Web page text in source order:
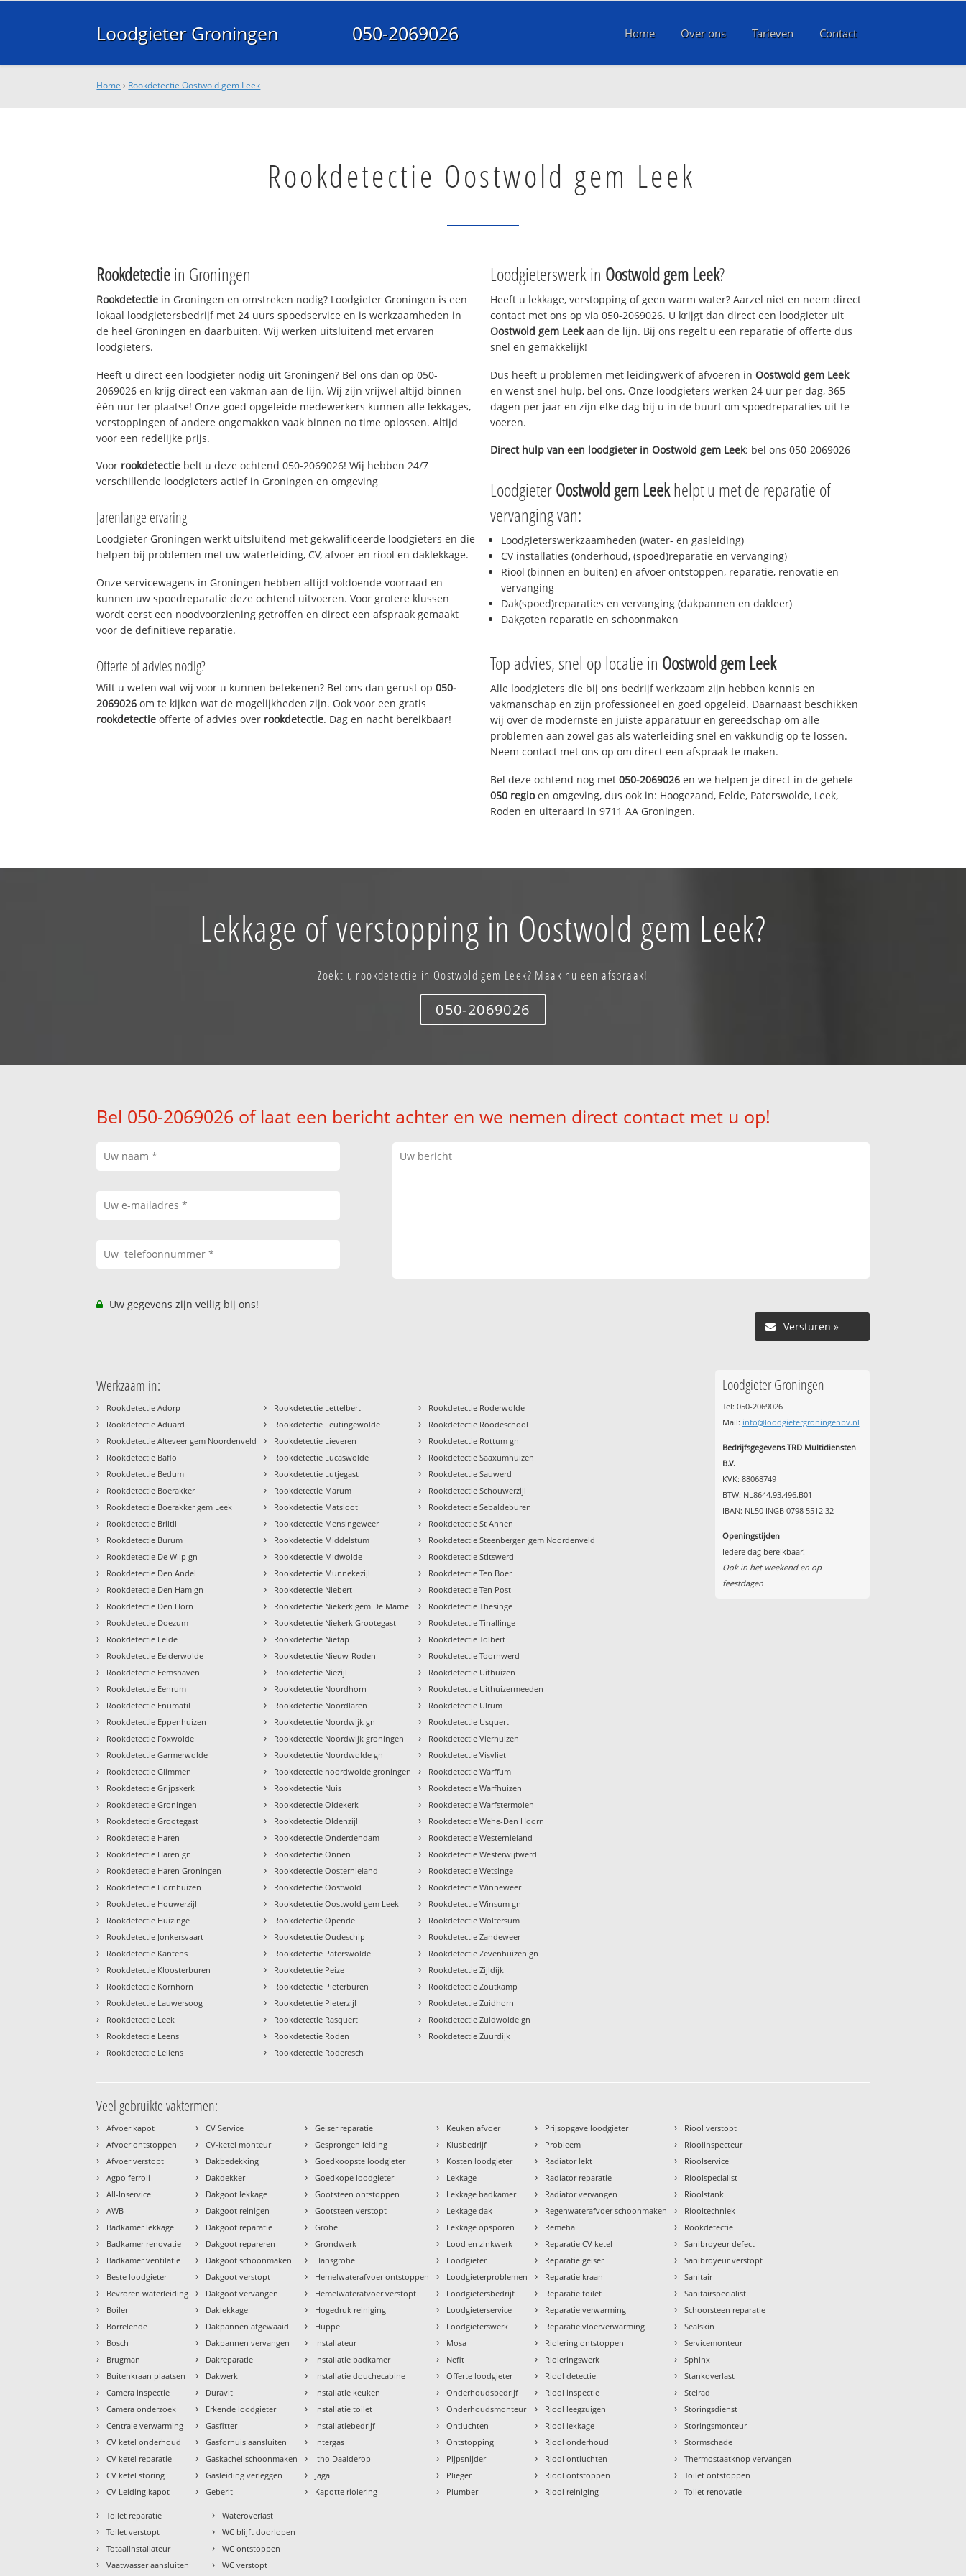
Loodgieter Groningen 050-2069026 Home Over ons Tarieven Contact
Home › Rookdetectie Oostwold gem Leek
Rookdetectie Oostwold gem Leek
Rookdetectiein Groningen
Rookdetectie in Groningen en omstreken nodig? Loodgieter Groningen is een
lokaal loodgietersbedrijf met 24 uurs spoedservice en is werkzaamheden in
de heel Groningen en daarbuiten. Wij werken uitsluitend met ervaren
loodgieters.
Heeft u direct een loodgieter nodig uit Groningen? Bel ons dan op 050-
2069026 en krijg direct een vakman aan de lijn. Wij zijn vrijwel altijd binnen
één uur ter plaatse! Onze goed opgeleide medewerkers kunnen alle lekkages,
verstoppingen of andere ongemakken vaak binnen no time oplossen. Altijd
voor een redelijke prijs.
Voor rookdetectie belt u deze ochtend 050-2069026! Wij hebben 24/7
verschillende loodgieters actief in Groningen en omgeving
Jarenlange ervaring
Loodgieter Groningen werkt uitsluitend met gekwalificeerde loodgieters en die
helpen bij problemen met uw waterleiding, CV, afvoer en riool en daklekkage.
Onze servicewagens in Groningen hebben altijd voldoende voorraad en
kunnen uw spoedreparatie deze ochtend uitvoeren. Voor grotere klussen
wordt eerst een noodvoorziening getroffen en direct een afspraak gemaakt
voor de definitieve reparatie.
Offerte of advies nodig?
Wilt u weten wat wij voor u kunnen betekenen? Bel ons dan gerust op050-
2069026 om te kijken wat de mogelijkheden zijn. Ook voor een gratis
rookdetectie offerte of advies over rookdetectie. Dag en nacht bereikbaar!
Loodgieterswerk in Oostwold gem Leek?
Heeft u lekkage, verstopping of geen warm water? Aarzel niet en neem direct
contact met ons op via 050-2069026. U krijgt dan direct een loodgieter uit
Oostwold gem Leekaan de lijn. Bij ons regelt u een reparatie of offerte dus
snel en gemakkelijk!
Dus heeft u problemen met leidingwerk of afvoeren in Oostwold gem Leek
en wenst snel hulp, bel ons. Onze loodgieters werken 24 uur per dag, 365
dagen per jaar en zijn elke dag bij u in de buurt om spoedreparaties uit te
voeren.
Direct hulp van een loodgieter in Oostwold gem Leek: bel ons 050-2069026
LoodgieterOostwold gem Leekhelpt u met de reparatie of
vervanging van:
Loodgieterswerkzaamheden (water- en gasleiding)
CV installaties (onderhoud, (spoed)reparatie en vervanging)
Riool (binnen en buiten) en afvoer ontstoppen, reparatie, renovatie en
vervanging
Dak(spoed)reparaties en vervanging (dakpannen en dakleer)
Dakgoten reparatie en schoonmaken
Top advies, snel op locatie in Oostwold gem Leek
Alle loodgieters die bij ons bedrijf werkzaam zijn hebben kennis en
vakmanschap en zijn professioneel en goed opgeleid. Daarnaast beschikken
wij over de modernste en juiste apparatuur en gereedschap om alle
problemen aan zowel gas als waterleiding snel en vakkundig op te lossen.
Neem contact met ons op om direct een afspraak te maken.
Bel deze ochtend nog met 050-2069026 en we helpen je direct in de gehele
050 regioen omgeving, dus ook in: Hoogezand, Eelde, Paterswolde, Leek,
Roden en uiteraard in 9711 AA Groningen.
Lekkage of verstopping in Oostwold gem Leek?
Zoekt u rookdetectie in Oostwold gem Leek? Maak nu een afspraak!
050-2069026
Bel 050-2069026 of laat een bericht achter en we nemen direct contact met u op!
Uw gegevens zijn veilig bij ons!
Versturen »
Werkzaam in:
› Rookdetectie Adorp
› Rookdetectie Aduard
› Rookdetectie Alteveer gem Noordenveld
› Rookdetectie Baflo
› Rookdetectie Bedum
› Rookdetectie Boerakker
› Rookdetectie Boerakker gem Leek
› Rookdetectie Briltil
› Rookdetectie Burum
› Rookdetectie De Wilp gn
› Rookdetectie Den Andel
› Rookdetectie Den Ham gn
› Rookdetectie Den Horn
› Rookdetectie Doezum
› Rookdetectie Eelde
› Rookdetectie Eelderwolde
› Rookdetectie Eemshaven
› Rookdetectie Eenrum
› Rookdetectie Enumatil
› Rookdetectie Eppenhuizen
› Rookdetectie Foxwolde
› Rookdetectie Garmerwolde
› Rookdetectie Glimmen
› Rookdetectie Grijpskerk
› Rookdetectie Groningen
› Rookdetectie Grootegast
› Rookdetectie Haren
› Rookdetectie Haren gn
› Rookdetectie Haren Groningen
› Rookdetectie Hornhuizen
› Rookdetectie Houwerzijl
› Rookdetectie Huizinge
› Rookdetectie Jonkersvaart
› Rookdetectie Kantens
› Rookdetectie Kloosterburen
› Rookdetectie Kornhorn
› Rookdetectie Lauwersoog
› Rookdetectie Leek
› Rookdetectie Leens
› Rookdetectie Lellens
› Rookdetectie Lettelbert
› Rookdetectie Leutingewolde
› Rookdetectie Lieveren
› Rookdetectie Lucaswolde
› Rookdetectie Lutjegast
› Rookdetectie Marum
› Rookdetectie Matsloot
› Rookdetectie Mensingeweer
› Rookdetectie Middelstum
› Rookdetectie Midwolde
› Rookdetectie Munnekezijl
› Rookdetectie Niebert
› Rookdetectie Niekerk gem De Marne
› Rookdetectie Niekerk Grootegast
› Rookdetectie Nietap
› Rookdetectie Nieuw-Roden
› Rookdetectie Niezijl
› Rookdetectie Noordhorn
› Rookdetectie Noordlaren
› Rookdetectie Noordwijk gn
› Rookdetectie Noordwijk groningen
› Rookdetectie Noordwolde gn
› Rookdetectie noordwolde groningen
› Rookdetectie Nuis
› Rookdetectie Oldekerk
› Rookdetectie Oldenzijl
› Rookdetectie Onderdendam
› Rookdetectie Onnen
› Rookdetectie Oosternieland
› Rookdetectie Oostwold
› Rookdetectie Oostwold gem Leek
› Rookdetectie Opende
› Rookdetectie Oudeschip
› Rookdetectie Paterswolde
› Rookdetectie Peize
› Rookdetectie Pieterburen
› Rookdetectie Pieterzijl
› Rookdetectie Rasquert
› Rookdetectie Roden
› Rookdetectie Roderesch
› Rookdetectie Roderwolde
› Rookdetectie Roodeschool
› Rookdetectie Rottum gn
› Rookdetectie Saaxumhuizen
› Rookdetectie Sauwerd
› Rookdetectie Schouwerzijl
› Rookdetectie Sebaldeburen
› Rookdetectie St Annen
› Rookdetectie Steenbergen gem Noordenveld
› Rookdetectie Stitswerd
› Rookdetectie Ten Boer
› Rookdetectie Ten Post
› Rookdetectie Thesinge
› Rookdetectie Tinallinge
› Rookdetectie Tolbert
› Rookdetectie Toornwerd
› Rookdetectie Uithuizen
› Rookdetectie Uithuizermeeden
› Rookdetectie Ulrum
› Rookdetectie Usquert
› Rookdetectie Vierhuizen
› Rookdetectie Visvliet
› Rookdetectie Warffum
› Rookdetectie Warfhuizen
› Rookdetectie Warfstermolen
› Rookdetectie Wehe-Den Hoorn
› Rookdetectie Westernieland
› Rookdetectie Westerwijtwerd
› Rookdetectie Wetsinge
› Rookdetectie Winneweer
› Rookdetectie Winsum gn
› Rookdetectie Woltersum
› Rookdetectie Zandeweer
› Rookdetectie Zevenhuizen gn
› Rookdetectie Zijldijk
› Rookdetectie Zoutkamp
› Rookdetectie Zuidhorn
› Rookdetectie Zuidwolde gn
› Rookdetectie Zuurdijk
Loodgieter Groningen
Tel: 050-2069026
Mail: info@loodgietergroningenbv.nl
Bedrijfsgegevens TRD Multidiensten
B.V.
KVK: 88068749
BTW: NL8644.93.496.B01
IBAN: NL50 INGB 0798 5512 32
Openingstijden
Iedere dag bereikbaar!
Ook in het weekend en op
feestdagen
Veel gebruikte vaktermen:
› Afvoer kapot
› Afvoer ontstoppen
› Afvoer verstopt
› Agpo ferroli
› All-Inservice
› AWB
› Badkamer lekkage
› Badkamer renovatie
› Badkamer ventilatie
› Beste loodgieter
› Bevroren waterleiding
› Boiler
› Borrelende
› Bosch
› Brugman
› Buitenkraan plaatsen
› Camera inspectie
› Camera onderzoek
› Centrale verwarming
› CV ketel onderhoud
› CV ketel reparatie
› CV ketel storing
› CV Leiding kapot
› CV Service
› CV-ketel monteur
› Dakbedekking
› Dakdekker
› Dakgoot lekkage
› Dakgoot reinigen
› Dakgoot reparatie
› Dakgoot repareren
› Dakgoot schoonmaken
› Dakgoot verstopt
› Dakgoot vervangen
› Daklekkage
› Dakpannen afgewaaid
› Dakpannen vervangen
› Dakreparatie
› Dakwerk
› Duravit
› Erkende loodgieter
› Gasfitter
› Gasfornuis aansluiten
› Gaskachel schoonmaken
› Gasleiding verleggen
› Geberit
› Geiser reparatie
› Gesprongen leiding
› Goedkoopste loodgieter
› Goedkope loodgieter
› Gootsteen ontstoppen
› Gootsteen verstopt
› Grohe
› Grondwerk
› Hansgrohe
› Hemelwaterafvoer ontstoppen
› Hemelwaterafvoer verstopt
› Hogedruk reiniging
› Huppe
› Installateur
› Installatie badkamer
› Installatie douchecabine
› Installatie keuken
› Installatie toilet
› Installatiebedrijf
› Intergas
› Itho Daalderop
› Jaga
› Kapotte riolering
› Keuken afvoer
› Klusbedrijf
› Kosten loodgieter
› Lekkage
› Lekkage badkamer
› Lekkage dak
› Lekkage opsporen
› Lood en zinkwerk
› Loodgieter
› Loodgieterproblemen
› Loodgietersbedrijf
› Loodgieterservice
› Loodgieterswerk
› Mosa
› Nefit
› Offerte loodgieter
› Onderhoudsbedrijf
› Onderhoudsmonteur
› Ontluchten
› Ontstopping
› Pijpsnijder
› Plieger
› Plumber
› Prijsopgave loodgieter
› Probleem
› Radiator lekt
› Radiator reparatie
› Radiator vervangen
› Regenwaterafvoer schoonmaken
› Remeha
› Reparatie CV ketel
› Reparatie geiser
› Reparatie kraan
› Reparatie toilet
› Reparatie verwarming
› Reparatie vloerverwarming
› Riolering ontstoppen
› Rioleringswerk
› Riool detectie
› Riool inspectie
› Riool leegzuigen
› Riool lekkage
› Riool onderhoud
› Riool ontluchten
› Riool ontstoppen
› Riool reiniging
› Riool verstopt
› Rioolinspecteur
› Rioolservice
› Rioolspecialist
› Rioolstank
› Riooltechniek
› Rookdetectie
› Sanibroyeur defect
› Sanibroyeur verstopt
› Sanitair
› Sanitairspecialist
› Schoorsteen reparatie
› Sealskin
› Servicemonteur
› Sphinx
› Stankoverlast
› Stelrad
› Storingsdienst
› Storingsmonteur
› Stormschade
› Thermostaatknop vervangen
› Toilet ontstoppen
› Toilet renovatie
› Toilet reparatie
› Toilet verstopt
› Totaalinstallateur
› Vaatwasser aansluiten
› Wateroverlast
› WC blijft doorlopen
› WC ontstoppen
› WC verstopt